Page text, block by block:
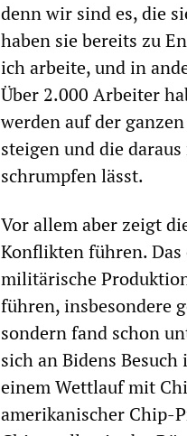
denn wir sind es, die
haben sie bereits zu
ich arbeite, und in
Über 2.000 Arbeiter
werden auf der
steigen und die
schrumpfen lässt.
Vor allem aber zeigt
Konflikten führen.
militärische
führen, insbesondere
sondern fand schon
sich an Bidens
einem Wettlauf mit
amerikanischer Chip-